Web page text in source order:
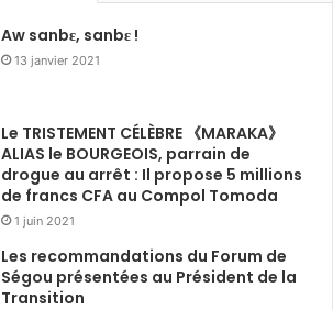
Aw sanbɛ, sanbɛ !
13 janvier 2021
Le TRISTEMENT CÉLÈBRE 《MARAKA》
ALIAS le BOURGEOIS, parrain de
drogue au arrêt : Il propose 5 millions
de francs CFA au Compol Tomoda
1 juin 2021
Les recommandations du Forum de
Ségou présentées au Président de la
Transition